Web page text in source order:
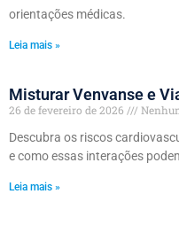
orientações médicas.
Leia mais »
Misturar Venvanse e
26 de fevereiro de 2026
Descubra os riscos
e como essas interações
Leia mais »